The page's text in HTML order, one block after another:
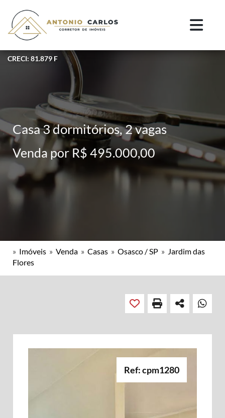
CRECI: 81.879 F
Casa 3 dormitórios, 2 vagas
Venda por R$ 495.000,00
» Imóveis » Venda » Casas » Osasco / SP » Jardim das
Flores
Ref: cpm1280